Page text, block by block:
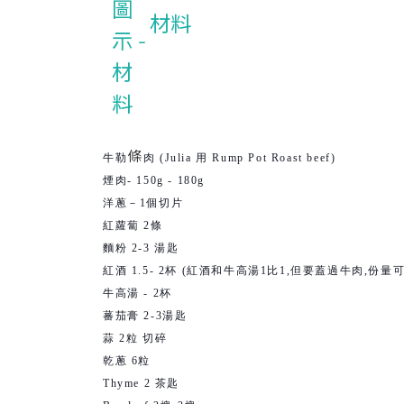
材料
牛勒條 肉 (Julia 用 Rump Pot Roast beef)
煙肉- 150g - 180g
洋蔥－1個切片
紅蘿蔔 2條
麵粉 2-3 湯匙
紅酒 1.5- 2杯 (紅酒和牛高湯1比1,但要蓋過牛肉,份量
牛高湯 - 2杯
蕃茄膏 2-3湯匙
蒜 2粒 切碎
乾蔥 6粒
Thyme 2 茶匙